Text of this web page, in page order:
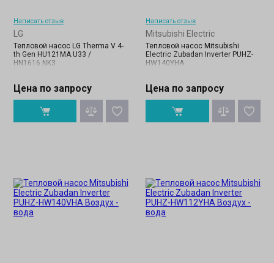
Написать отзыв
LG
Тепловой насос LG Therma V 4-
th Gen HU121MA.U33 /
HN1616.NK3
Цена по запросу
Написать отзыв
Mitsubishi Electric
Тепловой насос Mitsubishi
Electric Zubadan Inverter PUHZ-
HW140YHA
Цена по запросу